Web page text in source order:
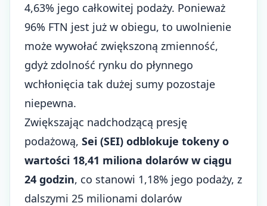
4,63% jego całkowitej podaży. Ponieważ
96% FTN jest już w obiegu, to uwolnienie
może wywołać zwiększoną zmienność,
gdyż zdolność rynku do płynnego
wchłonięcia tak dużej sumy pozostaje
niepewna.
Zwiększając nadchodzącą presję
podażową, Sei (SEI) odblokuje tokeny o
wartości 18,41 miliona dolarów w ciągu
24 godzin, co stanowi 1,18% jego podaży, z
dalszymi 25 milionami dolarów